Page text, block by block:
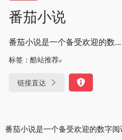
番茄小说
番茄小说是一个备受欢迎的数...
标签： 酷站推荐
链接直达
番茄小说是一个备受欢迎的数字